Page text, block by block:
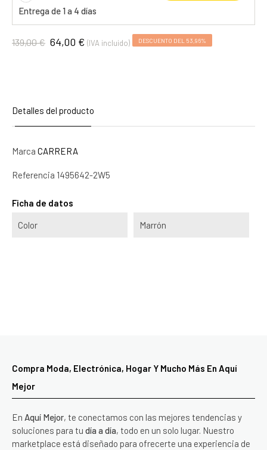
Entrega de 1 a 4 días
139,00 € 64,00 € (IVA incluido) DESCUENTO DEL 53,96%
Detalles del producto
Marca CARRERA
Referencia 1495642-2W5
Ficha de datos
Color Marrón
Compra Moda, Electrónica, Hogar Y Mucho Más En Aquí
Mejor
En Aquí Mejor, te conectamos con las mejores tendencias y
soluciones para tu día a día, todo en un solo lugar. Nuestro
marketplace está diseñado para ofrecerte una experiencia de